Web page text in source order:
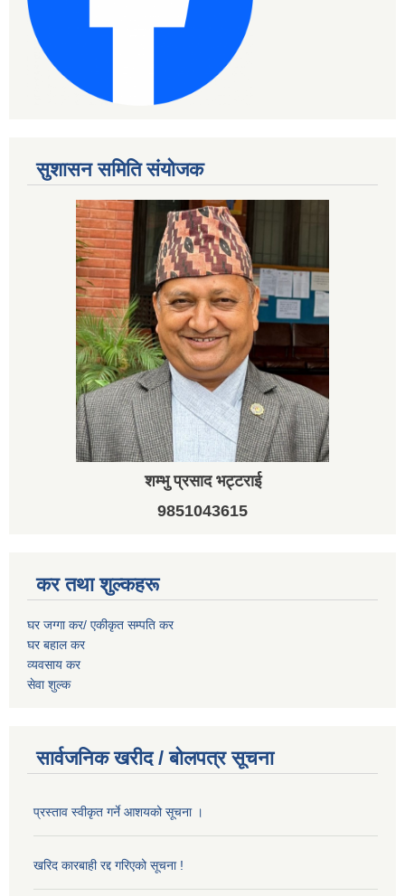
सुशासन समिति संयोजक
शम्भु प्रसाद भट्टराई
9851043615
कर तथा शुल्कहरू
घर जग्गा कर/ एकीकृत सम्पति कर
घर बहाल कर
व्यवसाय कर
सेवा शुल्क
सार्वजनिक खरीद / बोलपत्र सूचना
प्रस्ताव स्वीकृत गर्ने आशयको सूचना ।
खरिद कारबाही रद्द गरिएको सूचना !